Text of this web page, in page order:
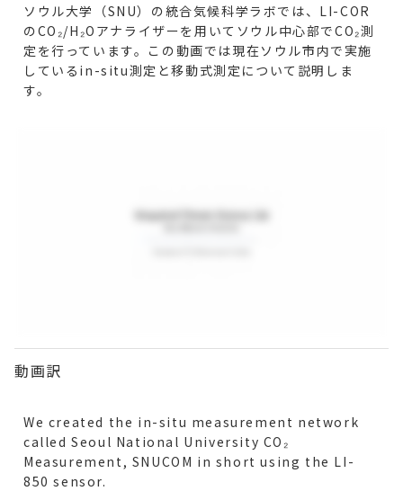
ソウル大学（SNU）の統合気候科学ラボでは、LI-COR
のCO₂/H₂Oアナライザーを用いてソウル中心部でCO₂測
定を行っています。この動画では現在ソウル市内で実施
しているin-situ測定と移動式測定について説明しま
す。
動画訳
We created the in-situ measurement network
called Seoul National University CO₂
Measurement, SNUCOM in short using the LI-
850 sensor.